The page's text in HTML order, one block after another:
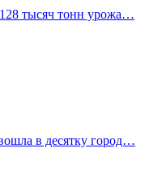
128 тысяч тонн урожа…
в десятку город…